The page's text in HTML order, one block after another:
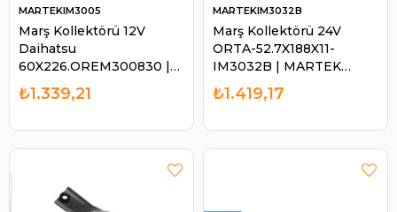
Marş Kollektörü 12V
Daihatsu
60X226.OREM300830 |
MARTEK IM3005
MARTEKIM3005
₺1.339,21
Marş Kollektörü 24V
ORTA-52.7X188X11-
IM3032B | MARTEK
IM3032B
MARTEKIM3032B
₺1.419,17